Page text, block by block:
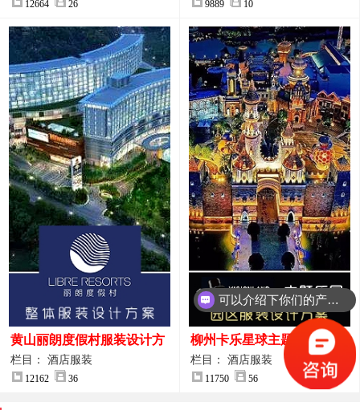
12664 26 9889 10
黄山丽朗度假村服装设计方
案
栏目： 酒店服装
12162 36
柳州卡乐星球主题乐园园区
服装设计方案
栏目： 酒店服装
11750 56
可以介绍下你们的产品么？
你们是怎么收费的呢？